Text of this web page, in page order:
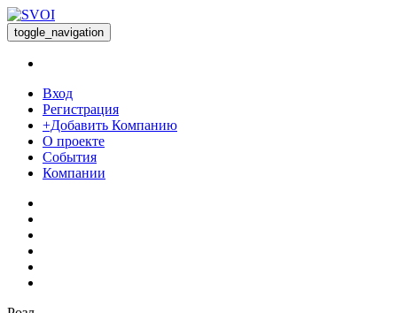
toggle_navigation
Вход
Регистрация
+Добавить Компанию
О проекте
События
Компании